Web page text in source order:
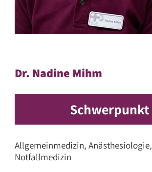
Dr. Nadine Mihm
Schwerpunkt
Allgemeinmedizin, Anästhesiologie,
Notfallmedizin